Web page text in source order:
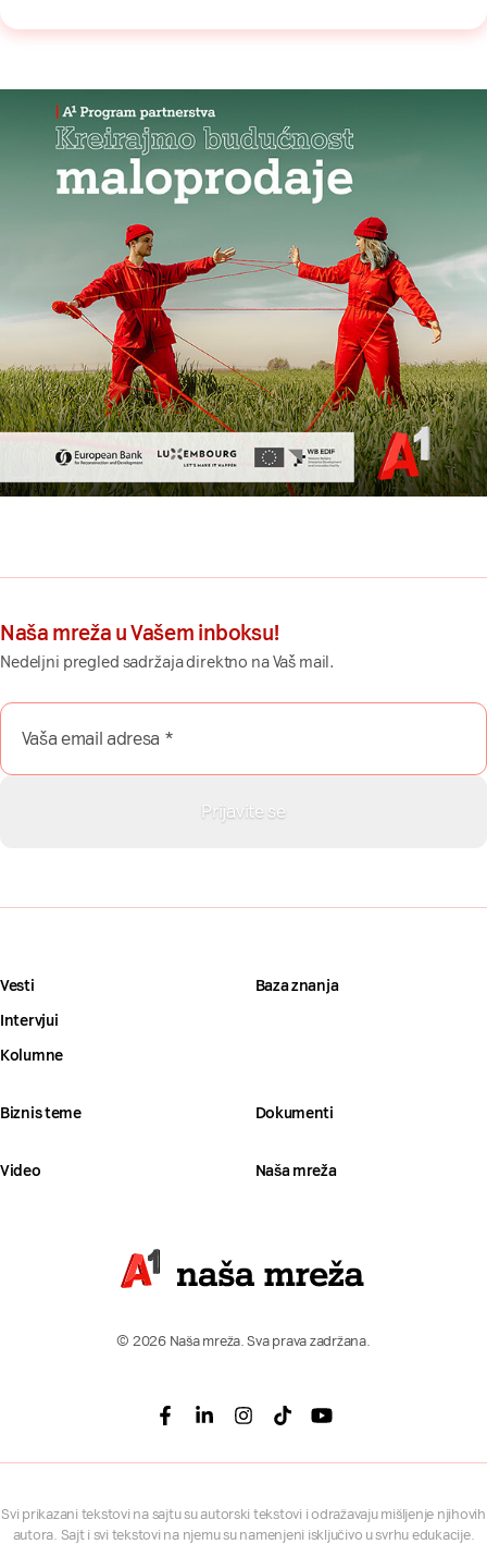
Naša mreža u Vašem inboksu!
Nedeljni pregled sadržaja direktno na Vaš mail.
Vesti
Intervjui
Kolumne
Baza znanja
Biznis teme Dokumenti
Video Naša mreža
© 2026 Naša mreža. Sva prava zadržana.
Facebook
LinkedinInstagram
TiktokYoutube
Svi prikazani tekstovi na sajtu su autorski tekstovi i odražavaju mišljenje njihovih
autora. Sajt i svi tekstovi na njemu su namenjeni isključivo u svrhu edukacije.